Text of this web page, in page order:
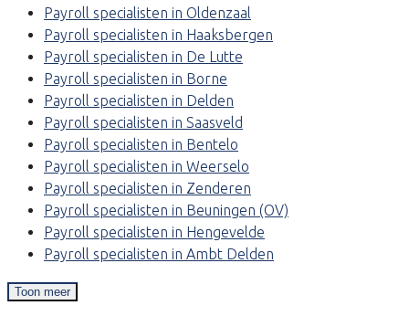
Payroll specialisten in Oldenzaal
Payroll specialisten in Haaksbergen
Payroll specialisten in De Lutte
Payroll specialisten in Borne
Payroll specialisten in Delden
Payroll specialisten in Saasveld
Payroll specialisten in Bentelo
Payroll specialisten in Weerselo
Payroll specialisten in Zenderen
Payroll specialisten in Beuningen (OV)
Payroll specialisten in Hengevelde
Payroll specialisten in Ambt Delden
Toon meer